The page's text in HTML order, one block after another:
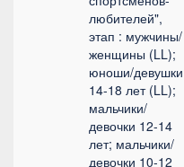
любителей",
этап : мужчины/
женщины (LL);
юноши/девушки
14-18 лет (LL);
мальчики/
девочки 12-14
лет; мальчики/
девочки 10-12